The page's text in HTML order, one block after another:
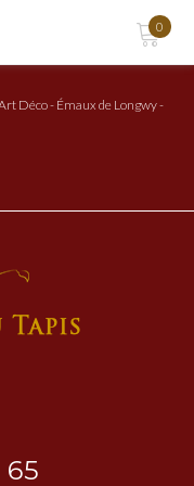
0
Déco - Émaux de Longwy -